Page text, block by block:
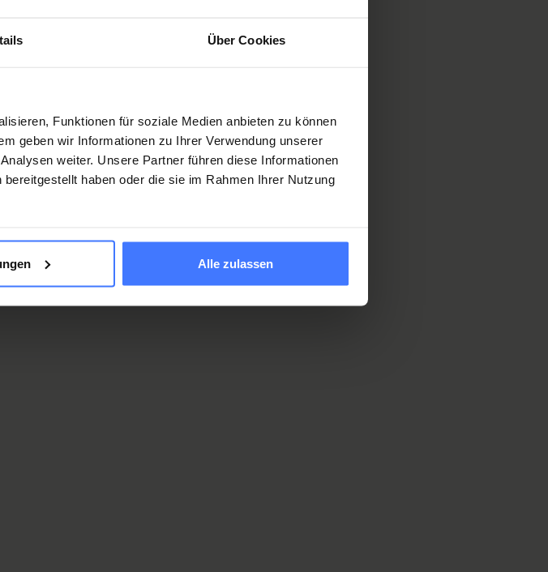
Über Cookies
Funktionen für soziale Medien anbieten zu können
geben wir Informationen zu Ihrer Verwendung unserer
weiter. Unsere Partner führen diese Informationen
haben oder die sie im Rahmen Ihrer Nutzung
Alle zulassen
Diverse attrezzature a noleggio
Ausili temporanei